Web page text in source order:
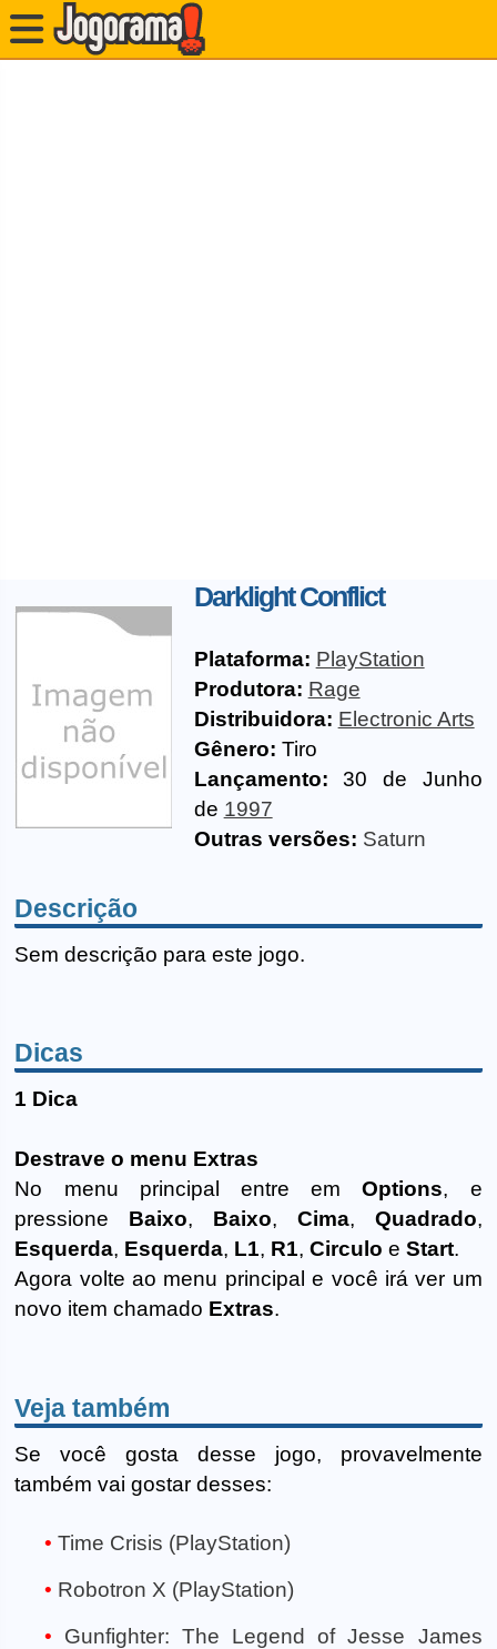
Darklight Conflict
Plataforma: PlayStation
Produtora: Rage
Distribuidora: Electronic Arts
Gênero: Tiro
Lançamento: 30 de Junho
de 1997
Outras versões: Saturn
Descrição
Sem descrição para este jogo.
Dicas
1 Dica
Destrave o menu Extras
No menu principal entre emOptions, e
pressione Baixo, Baixo, Cima, Quadrado,
Esquerda, Esquerda, L1, R1,Circulo eStart.
Agora volte ao menu principal e você irá ver um
novo item chamado Extras.
Veja também
Se você gosta desse jogo, provavelmente
também vai gostar desses:
Time Crisis (PlayStation)
Robotron X (PlayStation)
Gunfighter: The Legend of Jesse James